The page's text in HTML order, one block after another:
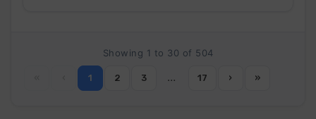
Showing 1 to 30 of 504
1 2 3 … 17 › »